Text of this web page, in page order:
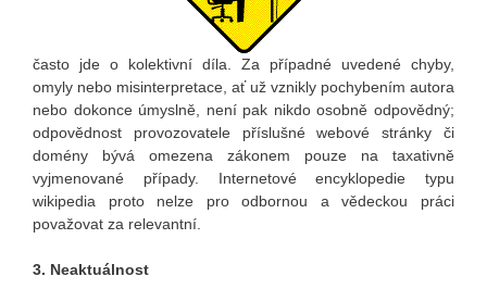
často jde o kolektivní díla. Za případné uvedené chyby,
omyly nebo misinterpretace, ať už vznikly pochybením autora
nebo dokonce úmyslně, není pak nikdo osobně odpovědný;
odpovědnost provozovatele příslušné webové stránky či
domény bývá omezena zákonem pouze na taxativně
vyjmenované případy. Internetové encyklopedie typu
wikipedia proto nelze pro odbornou a vědeckou práci
považovat za relevantní.
3. Neaktuálnost